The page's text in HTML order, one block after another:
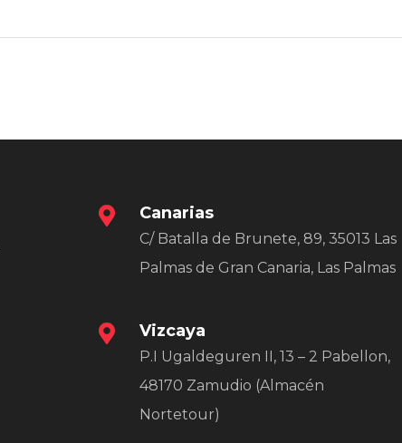
variantes.
la
página
Canarias
C/ Batalla de Brunete, 89, 35013 Las
Palmas de Gran Canaria, Las Palmas
Vizcaya
P.I Ugaldeguren II, 13 – 2 Pabellon,
48170 Zamudio (Almacén
Nortetour)